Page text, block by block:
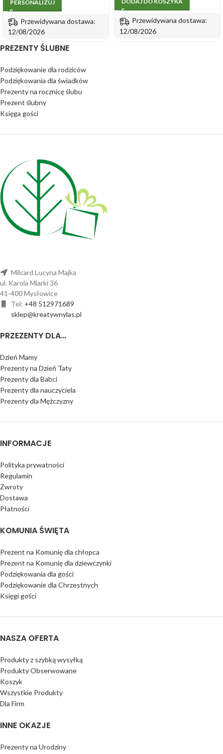
PERSONALIZUJ
Przewidywana dostawa:
12/08/2026
Przewidywana dostawa:
12/08/2026
PREZENTY ŚLUBNE
Podziękowanie dla rodziców
Podziękowania dla świadków
Prezenty na rocznicę ślubu
Prezent ślubny
Księga gości
Milcard Lucyna Majka
ul. Karola Miarki 36
41-400 Mysłowice
Tel: +48 512971689
sklep@kreatywnylas.pl
PRZEZENTY DLA…
Dzień Mamy
Prezenty na Dzień Taty
Prezenty dla Babci
Prezenty dla nauczyciela
Prezenty dla Mężczyzny
INFORMACJE
Polityka prywatności
Regulamin
Zwroty
Dostawa
Płatności
KOMUNIA ŚWIĘTA
Prezent na Komunię dla chłopca
Prezent na Komunię dla dziewczynki
Podziękowania dla gości
Podziękowanie dla Chrzestnych
Księgi gości
NASZA OFERTA
Produkty z szybką wysyłką
Produkty Obserwowane
Koszyk
Wszystkie Produkty
Dla Firm
INNE OKAZJE
Prezenty na Urodziny